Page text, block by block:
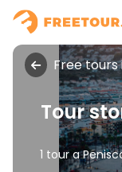
Free tours
Tour
1 tour a